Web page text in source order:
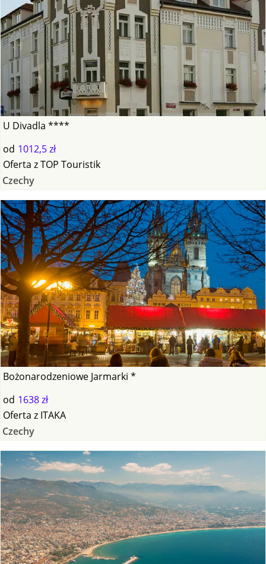
U Divadla ****
od 1012,5 zł
Oferta zTOP Touristik
Czechy
Bożonarodzeniowe Jarmarki *
od 1638 zł
Oferta z ITAKA
Czechy